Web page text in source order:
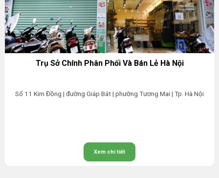
Trụ Sở Chính Phân Phối Và Bán Lẻ Hà Nội
Số 11 Kim Đồng | đường Giáp Bát | phường Tương Mai | Tp. Hà Nội
Xem chi tiết